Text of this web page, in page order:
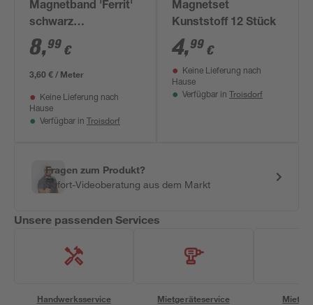
Magnetband 'Ferrit'
schwarz
selbstklebend 2500
x 20 x 2 mm
8,99 €
3,60 € / Meter
Keine Lieferung nach
Hause
Verfügbar in Troisdorf
Magnetset
Kunststoff 12 Stück
4,99 €
Keine Lieferung nach
Hause
Verfügbar in Troisdorf
Fragen zum Produkt?
Sofort-Videoberatung aus dem Markt
Unsere passenden Services
Handwerksservice Mietgeräteservice